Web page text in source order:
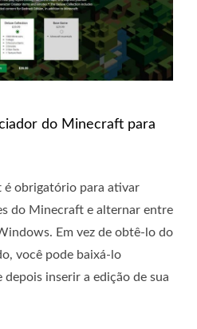
do Minecraft para
obrigatório para ativar
do Minecraft e alternar entre
Em vez de obtê-lo do
você pode baixá-lo
inserir a edição de sua